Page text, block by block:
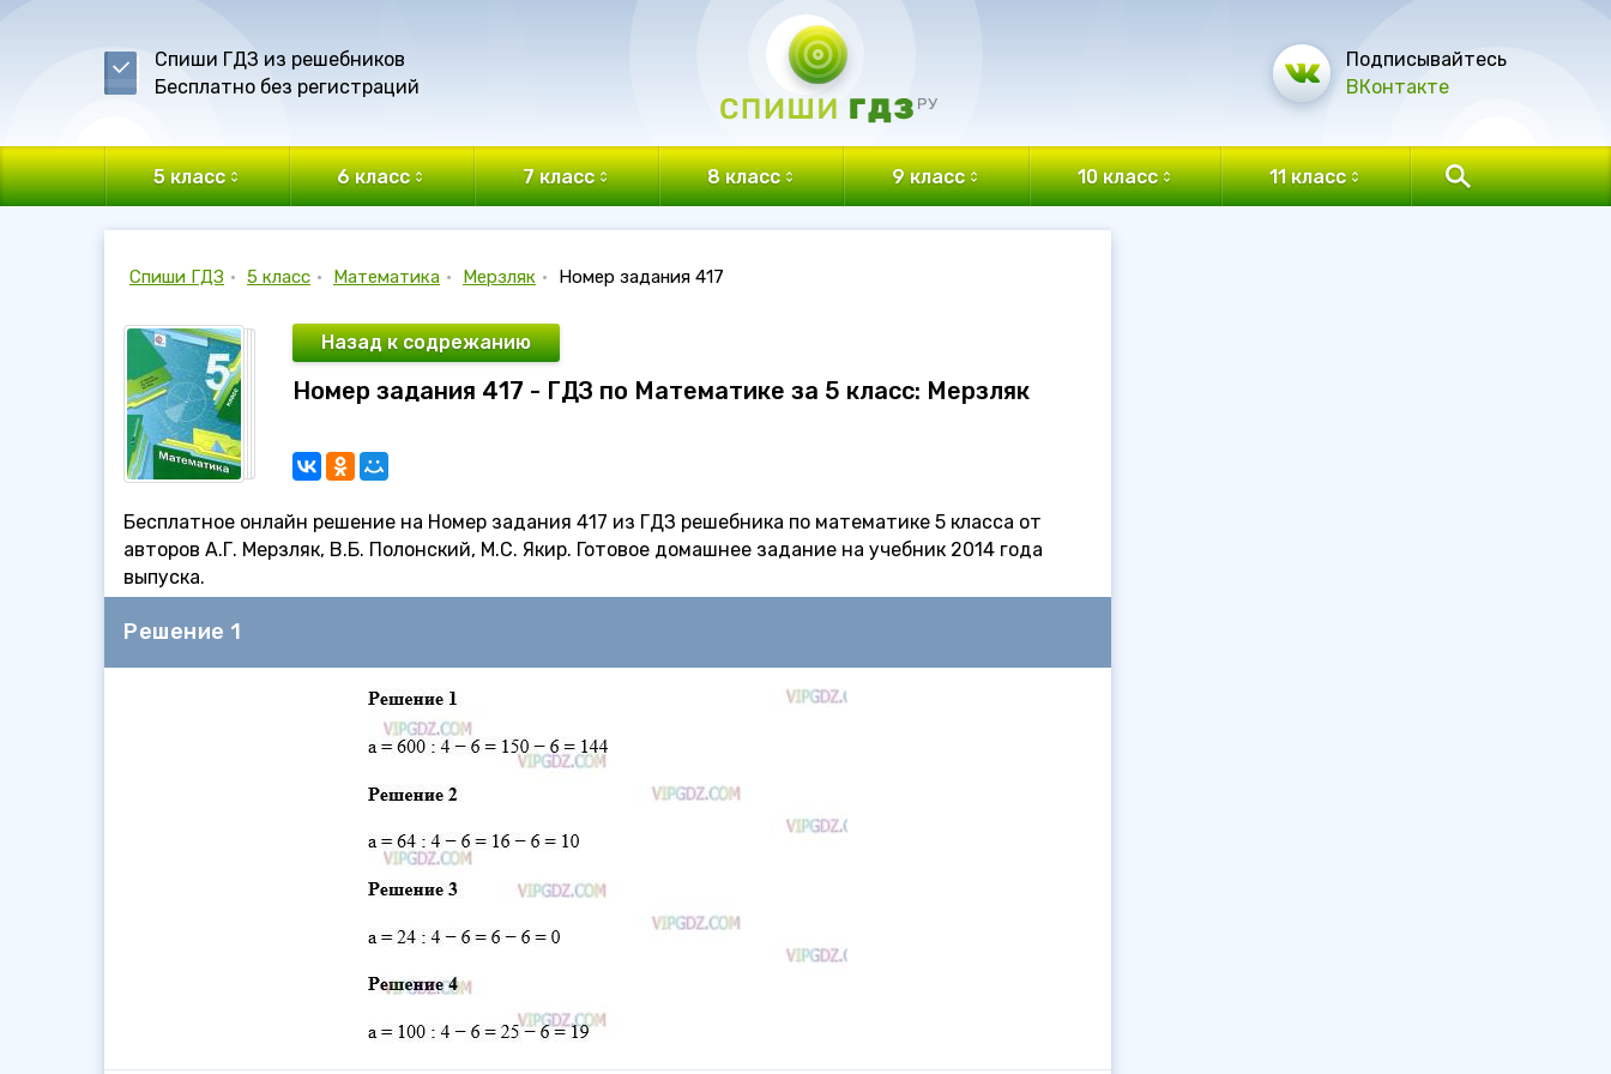
Спиши ГДЗ из решебников
Бесплатно без регистраций
Подписывайтесь
ВКонтакте
5 класс 6 класс 7 класс 8 класс 9 класс 10 класс 11 класс
Спиши ГДЗ • 5 класс • Математика • Мерзляк • Номер задания 417
Назад к содрежанию
Номер задания 417 - ГДЗ по Математике за 5 класс: Мерзляк
Бесплатное онлайн решение на Номер задания 417 из ГДЗ решебника по математике 5 класса от
авторов А.Г. Мерзляк, В.Б. Полонский, М.С. Якир. Готовое домашнее задание на учебник 2014 года
выпуска.
Решение 1